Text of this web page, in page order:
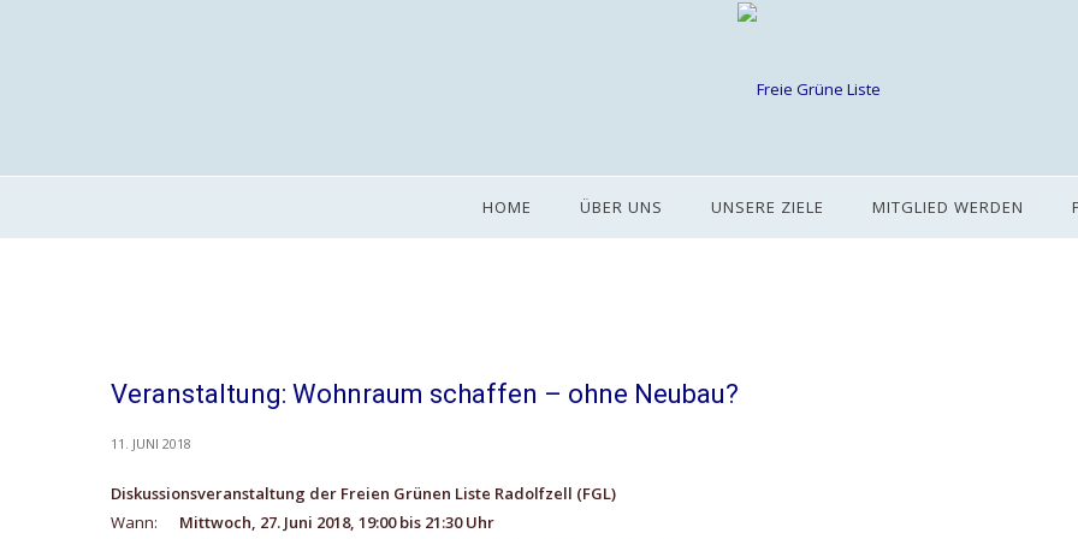
HOME ÜBER UNS UNSERE ZIELE MITGLIED WERDEN
Veranstaltung: Wohnraum schaffen – ohne Neubau?
11. JUNI 2018
Diskussionsveranstaltung der Freien Grünen Liste Radolfzell (FGL)
Wann: Mittwoch, 27. Juni 2018, 19:00 bis 21:30 Uhr